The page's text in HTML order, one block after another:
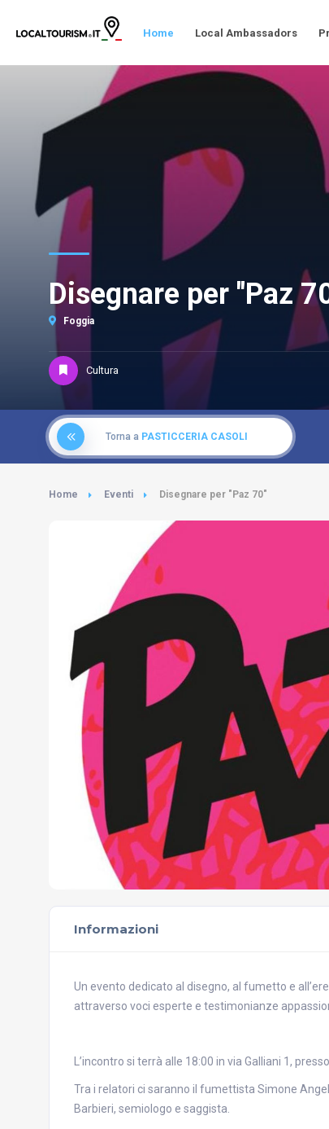
Home Local Ambassadors
Disegnare per "Paz
Foggia
Cultura
Torna a PASTICCERIA CASOLI
Home Eventi Disegnare per "Paz 70"
Informazioni
Un evento dedicato al disegno, al fumetto e
attraverso voci esperte e testimonianze
L’incontro si terrà alle 18:00 in via Galliani 1,
Tra i relatori ci saranno il fumettista Simone
Barbieri, semiologo e saggista.